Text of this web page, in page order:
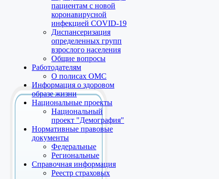
пациентам с новой
коронавирусной
инфекцией COVID-19
Диспансеризация
определенных групп
взрослого населения
Общие вопросы
Работодателям
О полисах ОМС
Информация о здоровом
образе жизни
Национальные проекты
Национальный
проект "Демография"
Нормативные правовые
документы
Федеральные
Региональные
Справочная информация
Реестр страховых